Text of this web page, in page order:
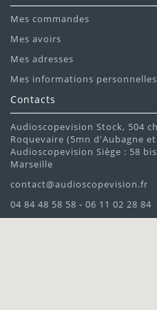
Mes commandes
Mes avoirs
Mes adresses
Mes informations personnelles
Contacts
Audioscopevision Stock, 504
Roquevaire (5mn d'Aubagne
Audioscopevision Siège : 58
Marseille
contact@audioscopevision.fr
04 84 48 58 58 - 06 11 02 28 84